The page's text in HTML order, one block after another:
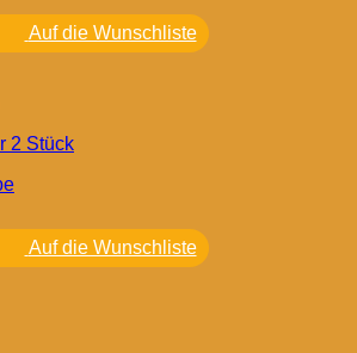
Auf die Wunschliste
2 Stück
Auf die Wunschliste